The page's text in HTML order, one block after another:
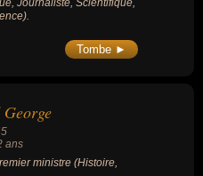
Journaliste, Scientifique,
Tombe ►
ans
ministre (Histoire,